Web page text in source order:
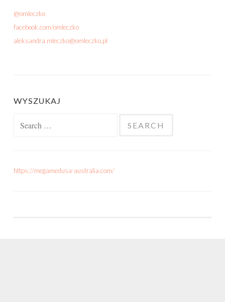
@omleczko
facebook.com/omleczko
aleksandra.mleczko@omleczko.pl
WYSZUKAJ
https://megamedusa-australia.com/